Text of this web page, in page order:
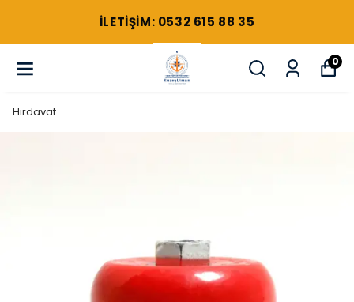
ILETIŞIM: 0532 615 88 35
0
Hırdavat